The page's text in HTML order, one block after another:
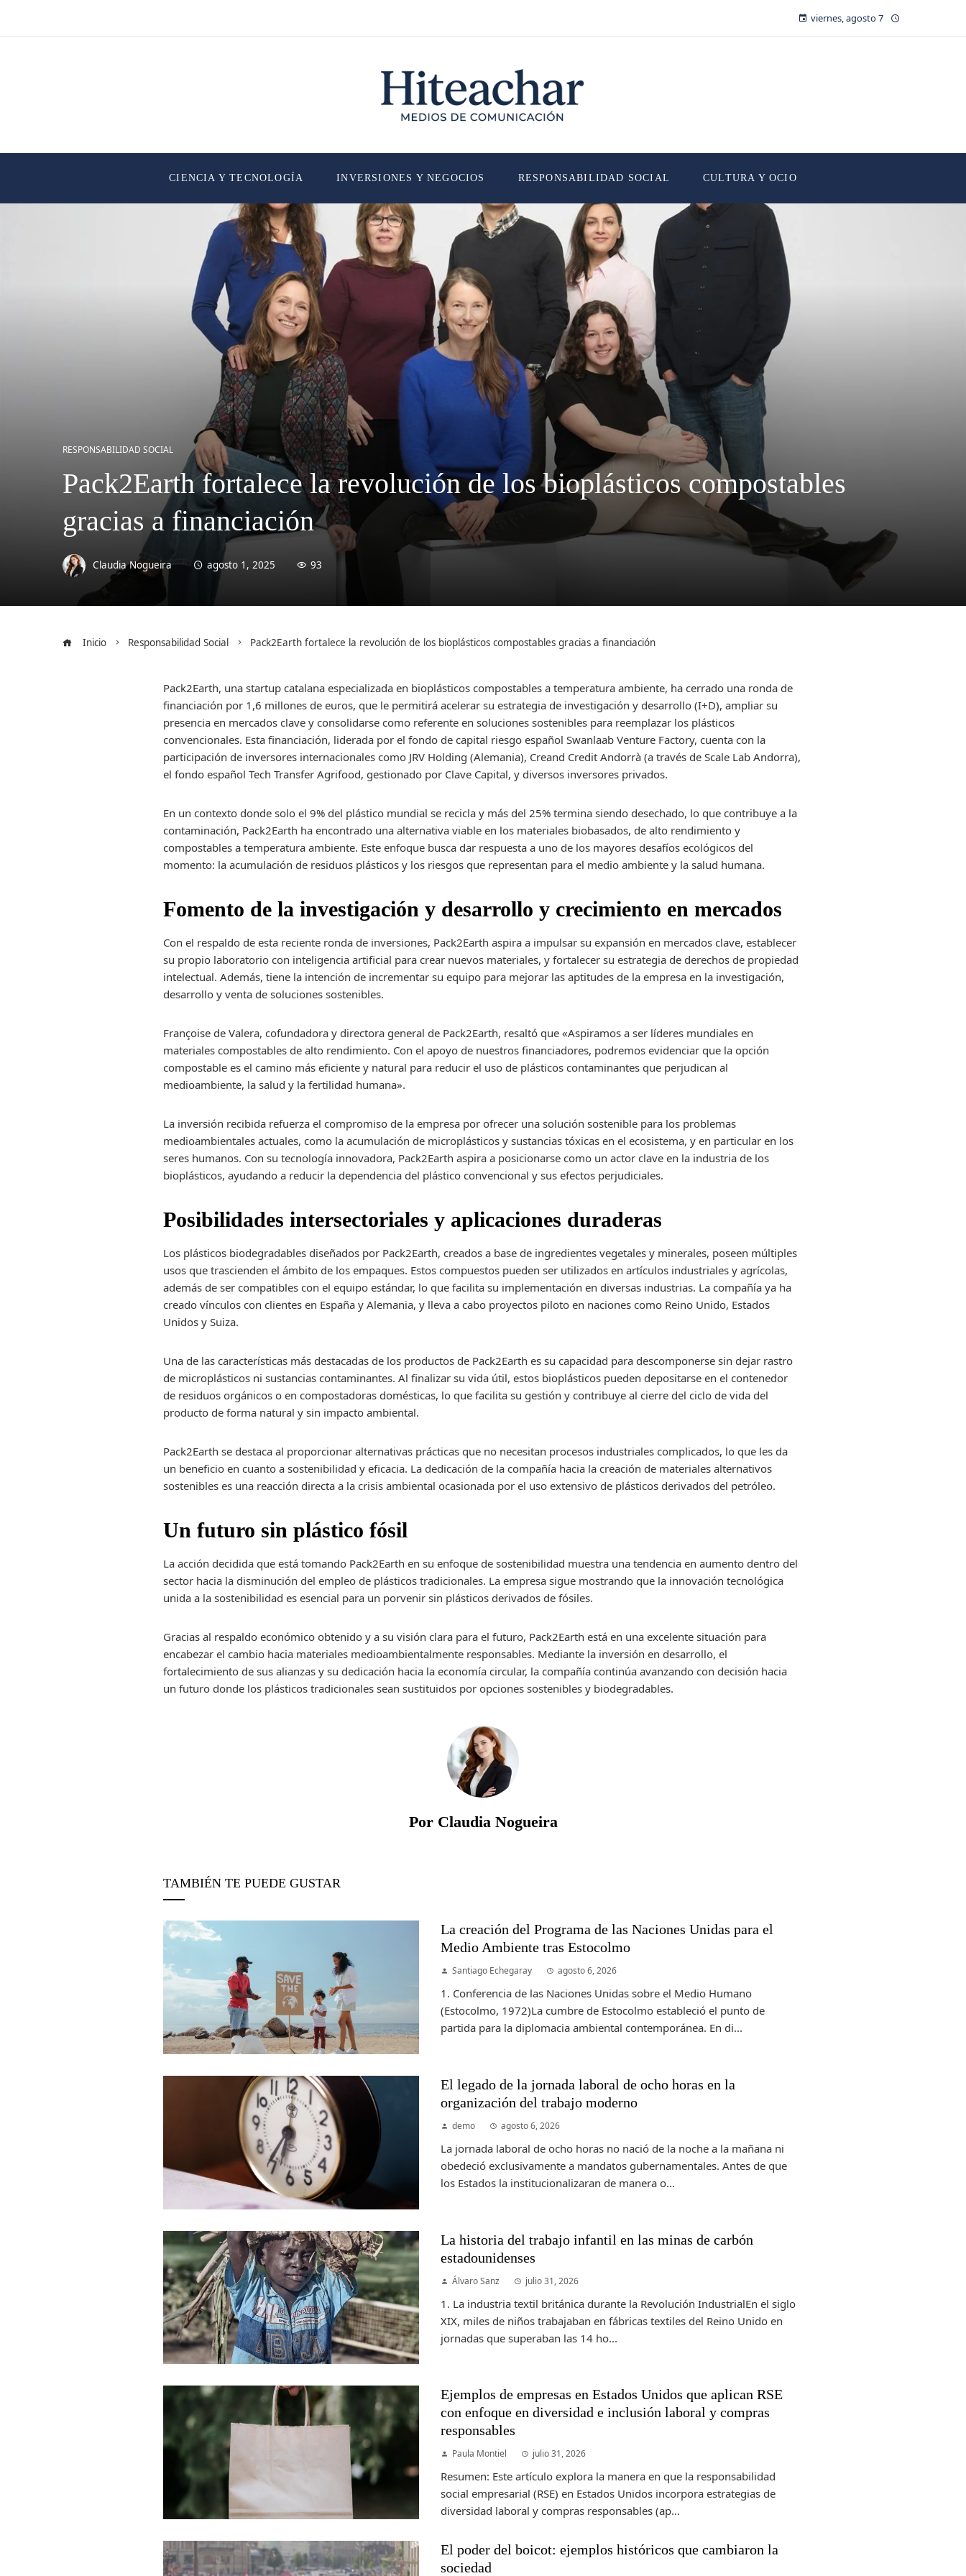
viernes, agosto 7
CIENCIA Y TECNOLOGÍA INVERSIONES Y NEGOCIOS RESPONSABILIDAD SOCIAL CULTURA Y OCIO
RESPONSABILIDAD SOCIAL
Pack2Earth fortalece la revolución de los bioplásticos compostables
gracias a financiación
Claudia Nogueira agosto 1, 2025 93
Inicio Responsabilidad Social Pack2Earth fortalece la revolución de los bioplásticos compostables gracias a financiación
Pack2Earth, una startup catalana especializada en bioplásticos compostables a temperatura ambiente, ha cerrado una ronda de
financiación por 1,6 millones de euros, que le permitirá acelerar su estrategia de investigación y desarrollo (I+D), ampliar su
presencia en mercados clave y consolidarse como referente en soluciones sostenibles para reemplazar los plásticos
convencionales. Esta financiación, liderada por el fondo de capital riesgo español Swanlaab Venture Factory, cuenta con la
participación de inversores internacionales como JRV Holding (Alemania), Creand Credit Andorrà (a través de Scale Lab Andorra),
el fondo español Tech Transfer Agrifood, gestionado por Clave Capital, y diversos inversores privados.
En un contexto donde solo el 9% del plástico mundial se recicla y más del 25% termina siendo desechado, lo que contribuye a la
contaminación, Pack2Earth ha encontrado una alternativa viable en los materiales biobasados, de alto rendimiento y
compostables a temperatura ambiente. Este enfoque busca dar respuesta a uno de los mayores desafíos ecológicos del
momento: la acumulación de residuos plásticos y los riesgos que representan para el medio ambiente y la salud humana.
Fomento de la investigación y desarrollo y crecimiento en mercados
Con el respaldo de esta reciente ronda de inversiones, Pack2Earth aspira a impulsar su expansión en mercados clave, establecer
su propio laboratorio con inteligencia artificial para crear nuevos materiales, y fortalecer su estrategia de derechos de propiedad
intelectual. Además, tiene la intención de incrementar su equipo para mejorar las aptitudes de la empresa en la investigación,
desarrollo y venta de soluciones sostenibles.
Françoise de Valera, cofundadora y directora general de Pack2Earth, resaltó que «Aspiramos a ser líderes mundiales en
materiales compostables de alto rendimiento. Con el apoyo de nuestros financiadores, podremos evidenciar que la opción
compostable es el camino más eficiente y natural para reducir el uso de plásticos contaminantes que perjudican al
medioambiente, la salud y la fertilidad humana».
La inversión recibida refuerza el compromiso de la empresa por ofrecer una solución sostenible para los problemas
medioambientales actuales, como la acumulación de microplásticos y sustancias tóxicas en el ecosistema, y en particular en los
seres humanos. Con su tecnología innovadora, Pack2Earth aspira a posicionarse como un actor clave en la industria de los
bioplásticos, ayudando a reducir la dependencia del plástico convencional y sus efectos perjudiciales.
Posibilidades intersectoriales y aplicaciones duraderas
Los plásticos biodegradables diseñados por Pack2Earth, creados a base de ingredientes vegetales y minerales, poseen múltiples
usos que trascienden el ámbito de los empaques. Estos compuestos pueden ser utilizados en artículos industriales y agrícolas,
además de ser compatibles con el equipo estándar, lo que facilita su implementación en diversas industrias. La compañía ya ha
creado vínculos con clientes en España y Alemania, y lleva a cabo proyectos piloto en naciones como Reino Unido, Estados
Unidos y Suiza.
Una de las características más destacadas de los productos de Pack2Earth es su capacidad para descomponerse sin dejar rastro
de microplásticos ni sustancias contaminantes. Al finalizar su vida útil, estos bioplásticos pueden depositarse en el contenedor
de residuos orgánicos o en compostadoras domésticas, lo que facilita su gestión y contribuye al cierre del ciclo de vida del
producto de forma natural y sin impacto ambiental.
Pack2Earth se destaca al proporcionar alternativas prácticas que no necesitan procesos industriales complicados, lo que les da
un beneficio en cuanto a sostenibilidad y eficacia. La dedicación de la compañía hacia la creación de materiales alternativos
sostenibles es una reacción directa a la crisis ambiental ocasionada por el uso extensivo de plásticos derivados del petróleo.
Un futuro sin plástico fósil
La acción decidida que está tomando Pack2Earth en su enfoque de sostenibilidad muestra una tendencia en aumento dentro del
sector hacia la disminución del empleo de plásticos tradicionales. La empresa sigue mostrando que la innovación tecnológica
unida a la sostenibilidad es esencial para un porvenir sin plásticos derivados de fósiles.
Gracias al respaldo económico obtenido y a su visión clara para el futuro, Pack2Earth está en una excelente situación para
encabezar el cambio hacia materiales medioambientalmente responsables. Mediante la inversión en desarrollo, el
fortalecimiento de sus alianzas y su dedicación hacia la economía circular, la compañía continúa avanzando con decisión hacia
un futuro donde los plásticos tradicionales sean sustituidos por opciones sostenibles y biodegradables.
Por Claudia Nogueira
TAMBIÉN TE PUEDE GUSTAR
La creación del Programa de las Naciones Unidas para el
Medio Ambiente tras Estocolmo
Santiago Echegaray agosto 6, 2026
1. Conferencia de las Naciones Unidas sobre el Medio Humano
(Estocolmo, 1972)La cumbre de Estocolmo estableció el punto de
partida para la diplomacia ambiental contemporánea. En di...
El legado de la jornada laboral de ocho horas en la
organización del trabajo moderno
demo agosto 6, 2026
La jornada laboral de ocho horas no nació de la noche a la mañana ni
obedeció exclusivamente a mandatos gubernamentales. Antes de que
los Estados la institucionalizaran de manera o...
La historia del trabajo infantil en las minas de carbón
estadounidenses
Álvaro Sanz julio 31, 2026
1. La industria textil británica durante la Revolución IndustrialEn el siglo
XIX, miles de niños trabajaban en fábricas textiles del Reino Unido en
jornadas que superaban las 14 ho...
Ejemplos de empresas en Estados Unidos que aplican RSE
con enfoque en diversidad e inclusión laboral y compras
responsables
Paula Montiel julio 31, 2026
Resumen: Este artículo explora la manera en que la responsabilidad
social empresarial (RSE) en Estados Unidos incorpora estrategias de
diversidad laboral y compras responsables (ap...
El poder del boicot: ejemplos históricos que cambiaron la
sociedad